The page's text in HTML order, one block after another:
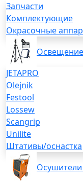
Запчасти
Комплектующие
Окрасочные
Освещение
JETAPRO
Olejnik
Festool
Lossew
Scangrip
Unilite
Штативы/оснастка
Осушители